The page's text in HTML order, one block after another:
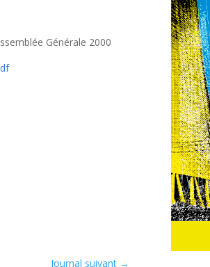
Générale 2000
Journal suivant →